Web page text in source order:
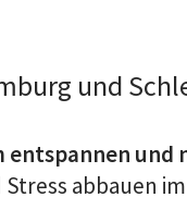
und
entspannen
abbauen